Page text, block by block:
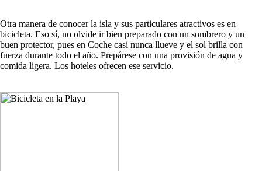
Otra manera de conocer la isla y sus particulares atractivos es en
bicicleta. Eso sí, no olvide ir bien preparado con un sombrero y un
buen protector, pues en Coche casi nunca llueve y el sol brilla con
fuerza durante todo el año. Prepárese con una provisión de agua y
comida ligera. Los hoteles ofrecen ese servicio.